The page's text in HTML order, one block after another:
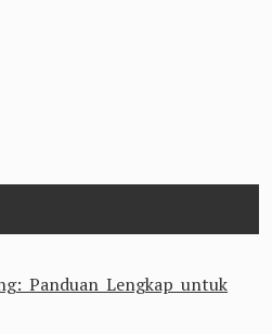
Panduan Lengkap untuk